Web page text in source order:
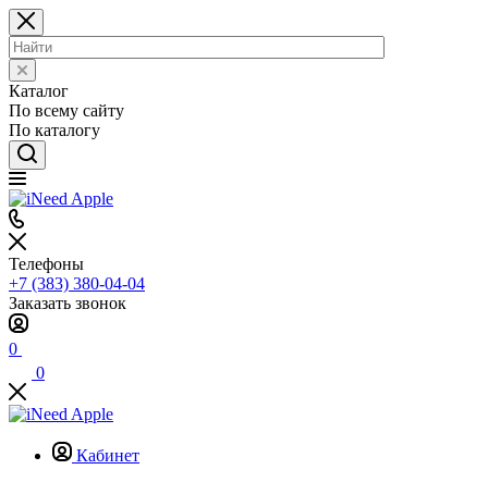
Каталог
По всему сайту
По каталогу
Телефоны
+7 (383) 380-04-04
Заказать звонок
0
0
Кабинет